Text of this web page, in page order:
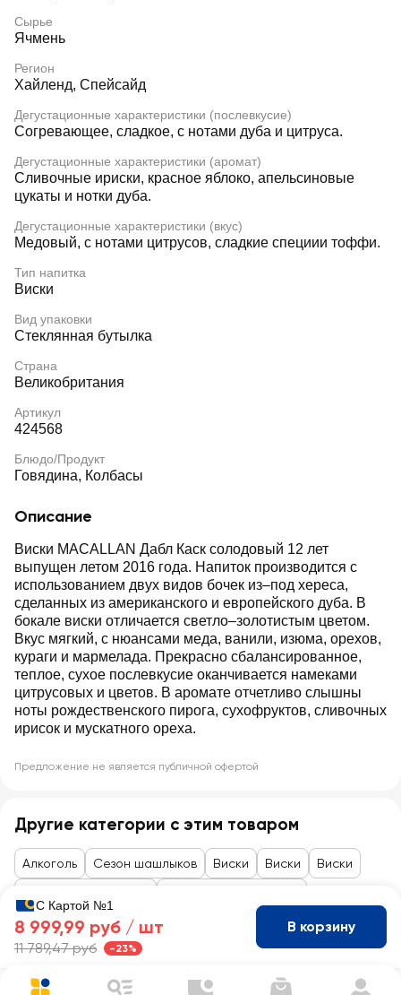
Сырье
Ячмень
Регион
Хайленд, Спейсайд
Дегустационные характеристики (послевкусие)
Согревающее, сладкое, с нотами дуба и цитруса.
Дегустационные характеристики (аромат)
Сливочные ириски, красное яблоко, апельсиновые
цукаты и нотки дуба.
Дегустационные характеристики (вкус)
Медовый, с нотами цитрусов, сладкие специии тоффи.
Тип напитка
Виски
Вид упаковки
Стеклянная бутылка
Страна
Великобритания
Артикул
424568
Блюдо/Продукт
Говядина, Колбасы
Описание
Виски MACALLAN Дабл Каск солодовый 12 лет
выпущен летом 2016 года. Напиток производится с
использованием двух видов бочек из–под хереса,
сделанных из американского и европейского дуба. В
бокале виски отличается светло–золотистым цветом.
Вкус мягкий, с нюансами меда, ванили, изюма, орехов,
кураги и мармелада. Прекрасно сбалансированное,
теплое, сухое послевкусие оканчивается намеками
цитрусовых и цветов. В аромате отчетливо слышны
ноты рождественского пирога, сухофруктов, сливочных
ирисок и мускатного ореха.
Предложение не является публичной офертой
Другие категории с этим товаром
Алкоголь Сезон шашлыков Виски Виски Виски
С Картой №1
8 999,99 руб / шт
11 789,47 руб -23%
В корзину